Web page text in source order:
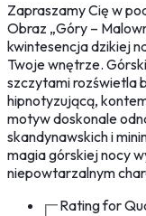
Zapraszamy Cię w
Obraz „Góry –
kwintesencja dzikiej
Twoje wnętrze.
szczytami rozświetla
hipnotyzującą,
motyw doskonale
skandynawskich i
magia górskiej nocy
niepowtarzalnym
Rating for